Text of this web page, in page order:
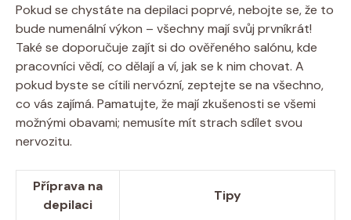
Pokud se chystáte na depilaci poprvé, nebojte se, že to
bude numenální výkon – všechny mají svůj prvníkrát!
Také se doporučuje zajít si do ověřeného salónu, kde
pracovníci vědí, co dělají a ví, jak se k nim chovat. A
pokud byste se cítili nervózní, zeptejte se na všechno,
co vás zajímá. Pamatujte, že mají zkušenosti se všemi
možnými obavami; nemusíte mít strach sdílet svou
nervozitu.
Příprava na
depilaci
Tipy